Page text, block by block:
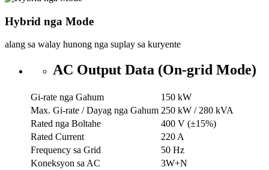
Hybrid nga Mode
alang sa walay hunong nga suplay sa kuryente
AC Output Data (On-grid Mode)
Gi-rate nga Gahum
150 kW
Max. Gi-rate / Dayag nga Gahum 250 kW / 280 kVA
Rated nga Boltahe
400 V (±15%)
Rated Current
220 A
Frequency sa Grid
50 Hz
Koneksyon sa AC
3W+N